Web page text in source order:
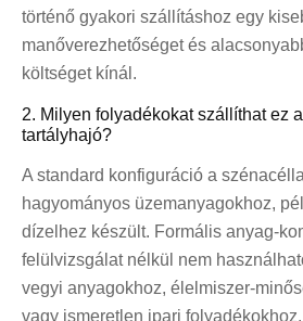
történő gyakori szállításhoz egy
manőverezhetőséget és
költséget kínál.
2. Milyen folyadékokat szállíthat ez
tartályhajó?
A standard konfiguráció a
hagyományos üzemanyagokhoz,
dízelhez készült. Formális anyag-
felülvizsgálat nélkül nem
vegyi anyagokhoz, élelmiszer-
vagy ismeretlen ipari folyadékokhoz.